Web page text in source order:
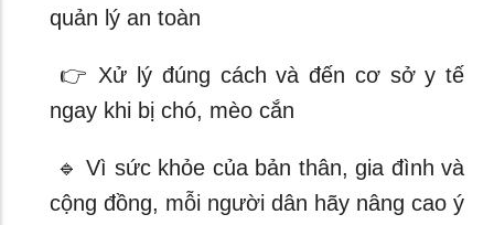
quản lý an toàn
👉 Xử lý đúng cách và đến cơ sở y tế
ngay khi bị chó, mèo cắn
🔹️ Vì sức khỏe của bản thân, gia đình và
cộng đồng, mỗi người dân hãy nâng cao ý